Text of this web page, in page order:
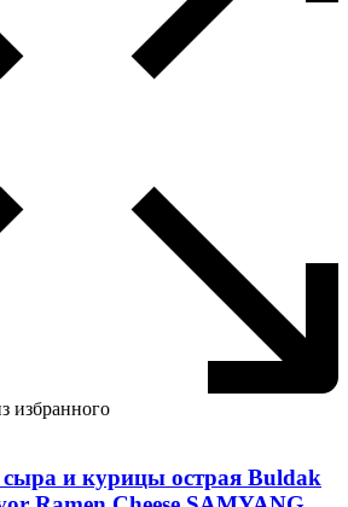
избранного
и курицы острая Buldak